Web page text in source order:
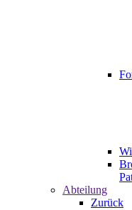
Abteilung
Zurück